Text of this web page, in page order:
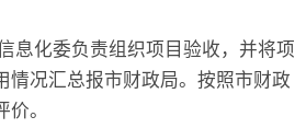
息化委负责组织项目验收，并将项
情况汇总报市财政局。按照市财政
。